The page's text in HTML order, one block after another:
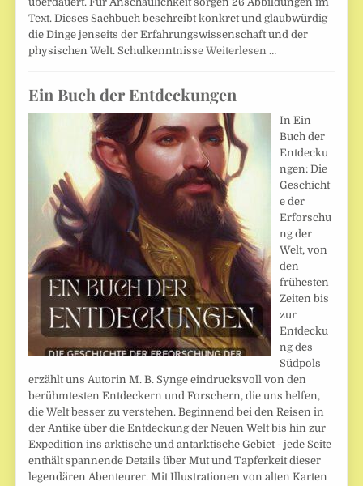
Text. Dieses Sachbuch beschreibt konkret und glaubwürdig
die Dinge jenseits der Erfahrungswissenschaft und der
physischen Welt. SchulkenntnisseWeiterlesen …
Ein Buch der Entdeckungen
In Ein
Buch der
Entdecku
ngen: Die
Geschicht
e der
Erforschu
ng der
Welt, von
den
frühesten
Zeiten bis
zur
Entdecku
ng des
Südpols
erzählt uns Autorin M. B. Synge eindrucksvoll von den
berühmtesten Entdeckern und Forschern, die uns helfen,
die Welt besser zu verstehen. Beginnend bei den Reisen in
der Antike über die Entdeckung der Neuen Welt bis hin zur
Expedition ins arktische und antarktische Gebiet - jede Seite
enthält spannende Details über Mut und Tapferkeit dieser
legendären Abenteurer. Mit Illustrationen von alten Karten